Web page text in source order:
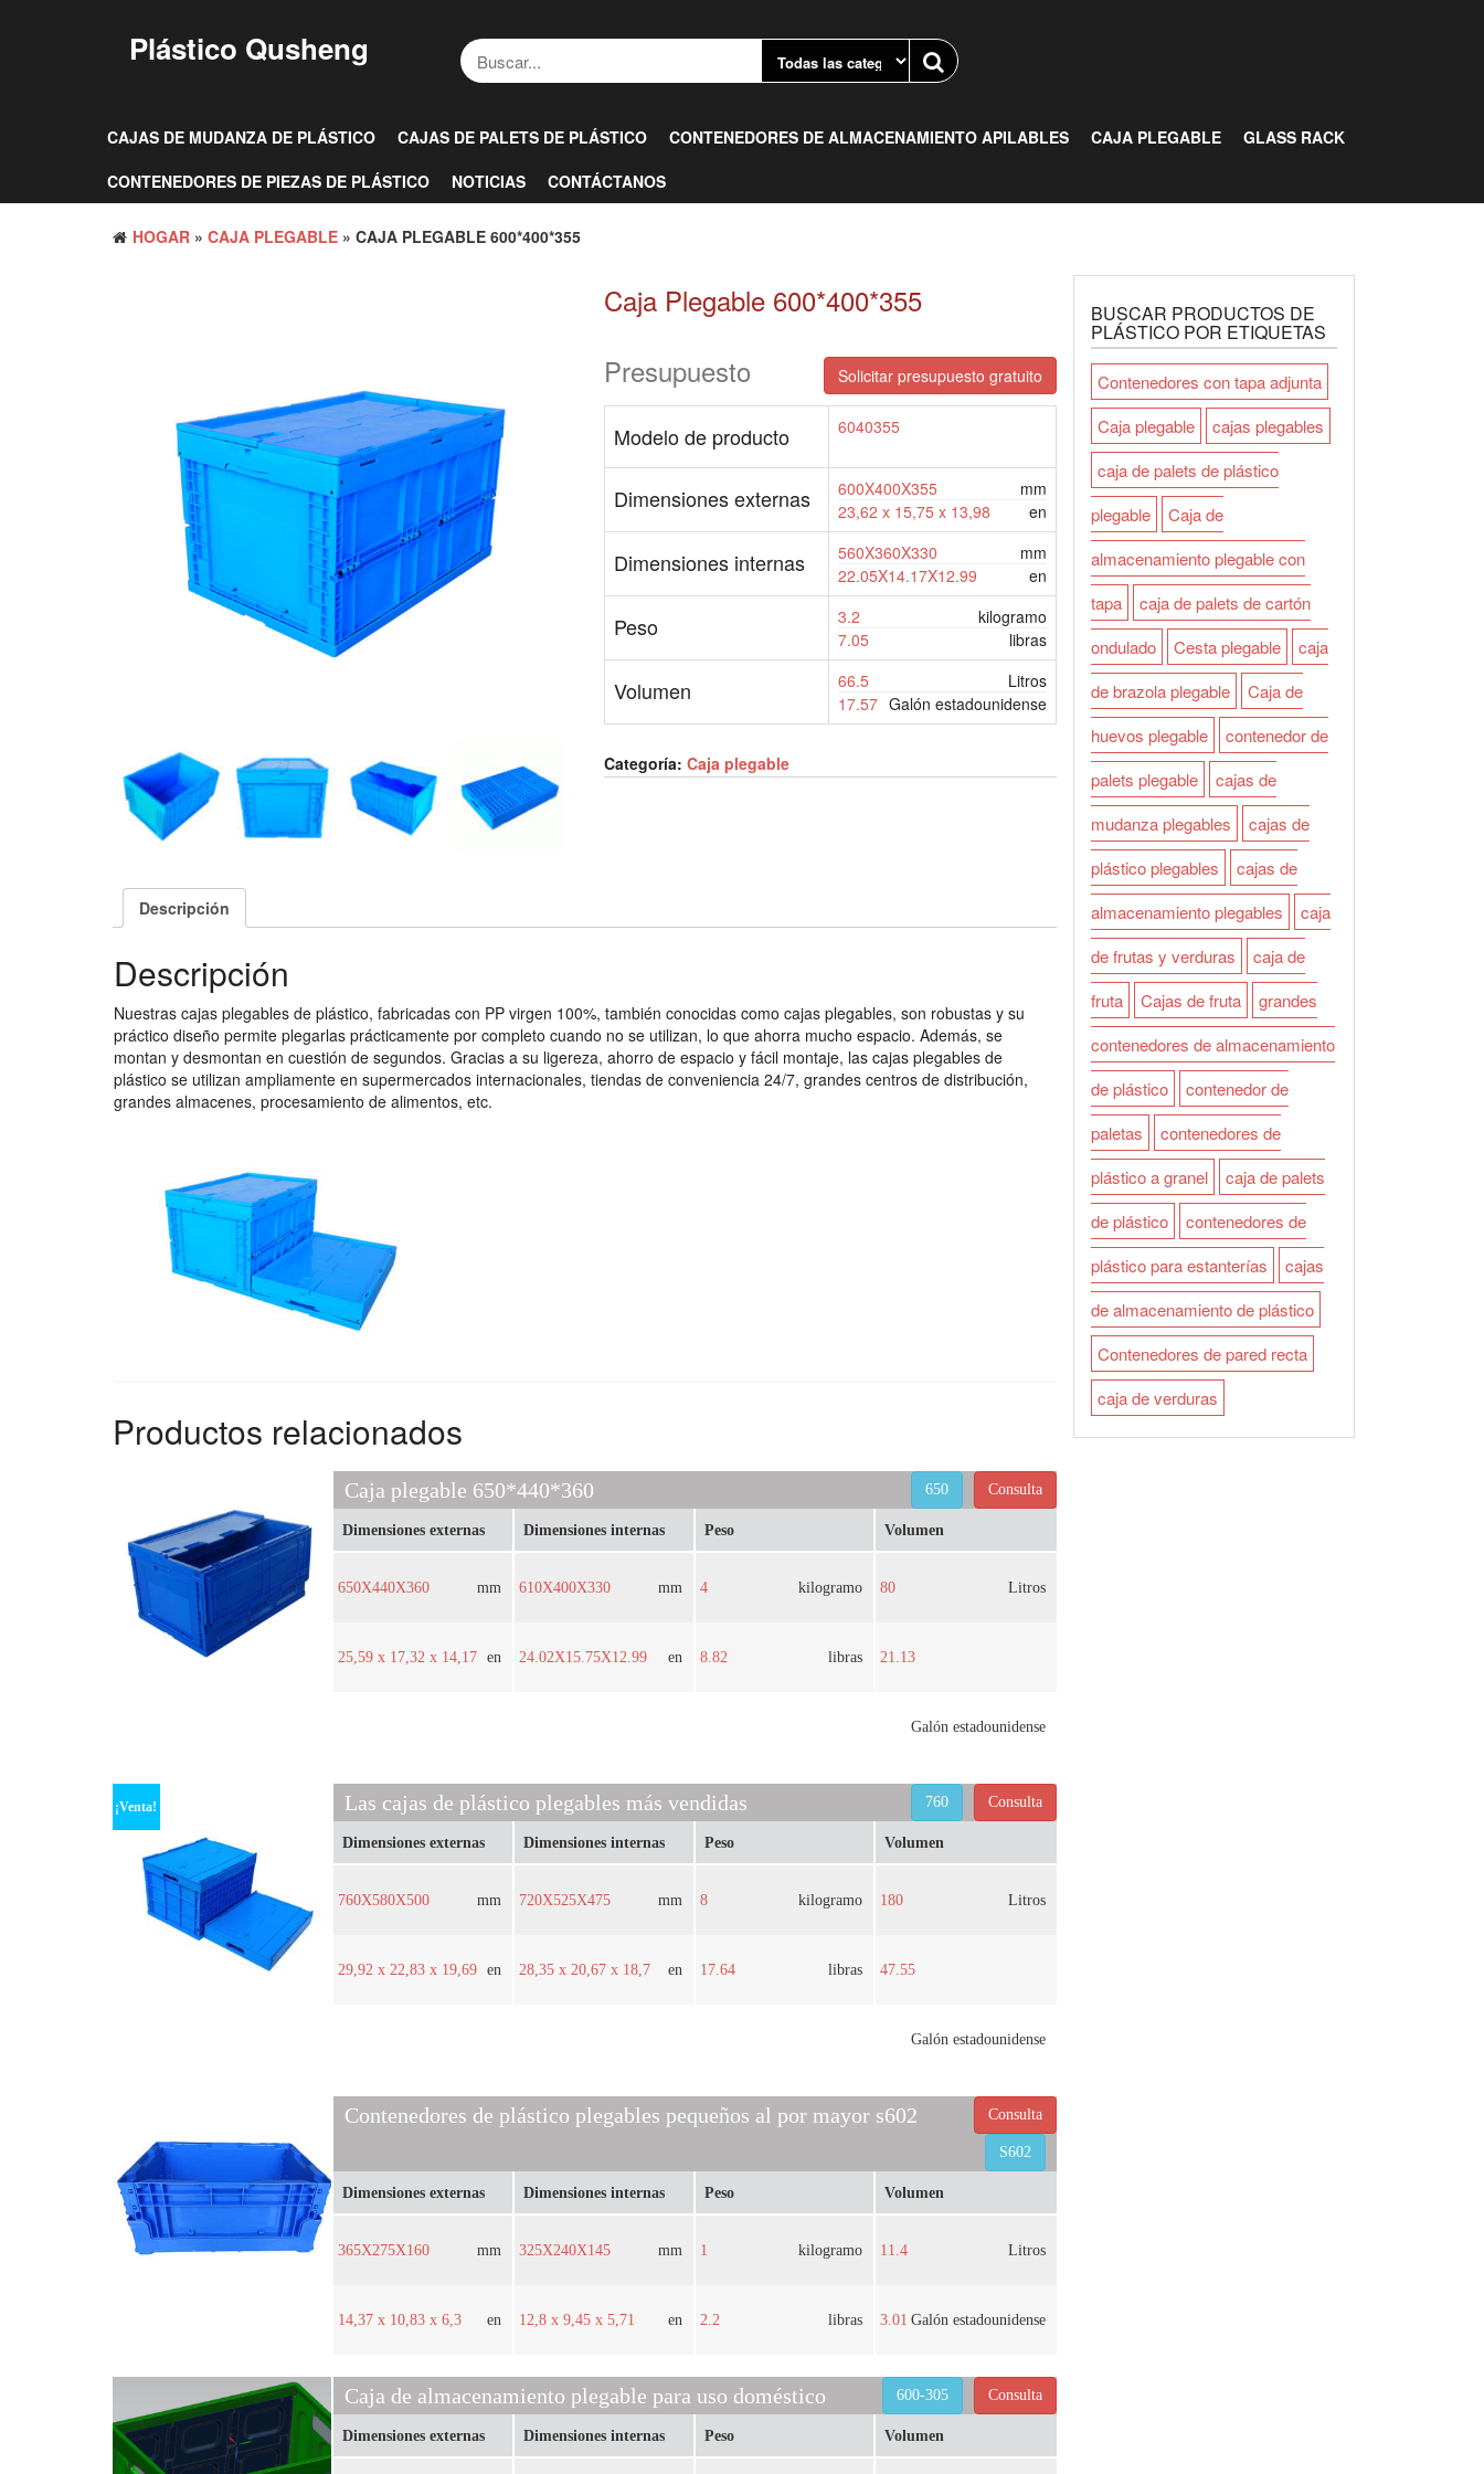
Plástico Qusheng
CAJAS DE MUDANZA DE PLÁSTICO CAJAS DE PALETS DE PLÁSTICO CONTENEDORES DE ALMACENAMIENTO APILABLES CAJA PLEGABLE
GLASS RACK
CONTENEDORES DE PIEZAS DE PLÁSTICO
NOTICIAS CONTÁCTANOS
HOGAR » CAJA PLEGABLE » CAJA PLEGABLE 600*400*355
Caja Plegable 600*400*355
Presupuesto
Solicitar presupuesto gratuito
Modelo de producto 6040355
Dimensiones externas 600X400X355
mm
23,62 x 15,75 x 13,98
en
Dimensiones internas 560X360X330
mm
22.05X14.17X12.99
en
Peso 3.2
kilogramo
7.05
libras
Volumen 66.5
Litros
17.57 Galón estadounidense
Categoría: Caja plegable
Descripción
Descripción
Nuestras cajas plegables de plástico, fabricadas con PP virgen 100%, también conocidas como cajas plegables, son robustas y su
práctico diseño permite plegarlas prácticamente por completo cuando no se utilizan, lo que ahorra mucho espacio. Además, se
montan y desmontan en cuestión de segundos. Gracias a su ligereza, ahorro de espacio y fácil montaje, las cajas plegables de
plástico se utilizan ampliamente en supermercados internacionales, tiendas de conveniencia 24/7, grandes centros de distribución,
grandes almacenes, procesamiento de alimentos, etc.
Productos relacionados
Caja plegable 650*440*360 Consulta
650
Dimensiones externas
650X440X360 mm
25,59 x 17,32 x 14,17 en
Dimensiones internas
610X400X330 mm
24.02X15.75X12.99 en
Peso
4 kilogramo
8.82 libras
Volumen
80 Litros
21.13
Galón estadounidense
¡Venta! Las cajas de plástico plegables más vendidas Consulta
760
Dimensiones externas
760X580X500 mm
29,92 x 22,83 x 19,69 en
Dimensiones internas
720X525X475 mm
28,35 x 20,67 x 18,7 en
Peso
8 kilogramo
17.64 libras
Volumen
180 Litros
47.55
Galón estadounidense
Contenedores de plástico plegables pequeños al por mayor s602 Consulta
S602
Dimensiones externas
365X275X160 mm
14,37 x 10,83 x 6,3 en
Dimensiones internas
325X240X145 mm
12,8 x 9,45 x 5,71 en
Peso
1 kilogramo
2.2 libras
Volumen
11.4 Litros
3.01 Galón estadounidense
Caja de almacenamiento plegable para uso doméstico Consulta
600-305
Dimensiones externas Dimensiones internas Peso Volumen
BUSCAR PRODUCTOS DE
PLÁSTICO POR ETIQUETAS
Contenedores con tapa adjunta
Caja plegable
cajas plegables
caja de palets de plástico
plegable
Caja de
almacenamiento plegable con
tapa
caja de palets de cartón
ondulado
Cesta plegable
caja
de brazola plegable
Caja de
huevos plegable
contenedor de
palets plegable
cajas de
mudanza plegables
cajas de
plástico plegables
cajas de
almacenamiento plegables
caja
de frutas y verduras
caja de
fruta
Cajas de fruta
grandes
contenedores de almacenamiento
de plástico
contenedor de
paletas
contenedores de
plástico a granel
caja de palets
de plástico
contenedores de
plástico para estanterías
cajas
de almacenamiento de plástico
Contenedores de pared recta
caja de verduras